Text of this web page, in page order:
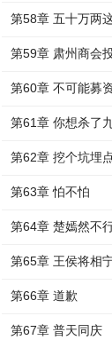
第58章 五十万两
第59章 肃州商会
第60章 不可能募
第61章 你想杀了
第62章 挖个坑埋
第63章 怕不怕
第64章 楚嫣然不
第65章 王侯将相
第66章 道歉
第67章 普天同庆